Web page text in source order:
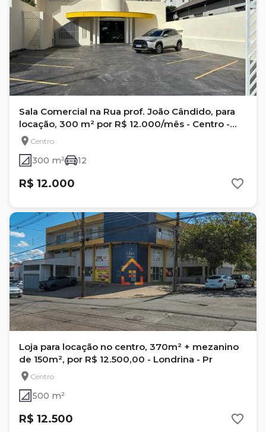
Sala Comercial na Rua prof. João Cândido, para
locação, 300 m² por R$ 12.000/mês - Centro -
Londrina/PR
Centro
300 m² 12
R$ 12.000
Loja para locação no centro, 370m² + mezanino
de 150m², por R$ 12.500,00 - Londrina - Pr
Centro
500 m²
R$ 12.500